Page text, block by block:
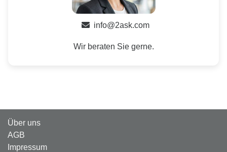
info@2ask.com
Wir beraten Sie gerne.
Über uns
AGB
Impressum